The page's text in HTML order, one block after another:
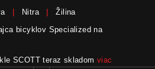
Nitra
Žilina
bicyklov Specialized na
SCOTT teraz skladom viac